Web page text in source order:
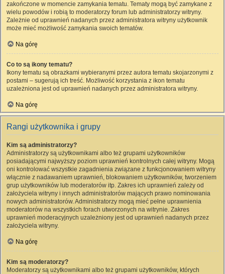
zakończone w momencie zamykania tematu. Tematy mogą być zamykane z
wielu powodów i robią to moderatorzy forum lub administratorzy witryny.
Zależnie od uprawnień nadanych przez administratora witryny użytkownik
może mieć możliwość zamykania swoich tematów.
Na górę
Co to są ikony tematu?
Ikony tematu są obrazkami wybieranymi przez autora tematu skojarzonymi z
postami – sugerują ich treść. Możliwość korzystania z ikon tematu
uzależniona jest od uprawnień nadanych przez administratora witryny.
Na górę
Rangi użytkownika i grupy
Kim są administratorzy?
Administratorzy są użytkownikami albo też grupami użytkowników
posiadającymi najwyższy poziom uprawnień kontrolnych całej witryny. Mogą
oni kontrolować wszystkie zagadnienia związane z funkcjonowaniem witryny
włącznie z nadawaniem uprawnień, blokowaniem użytkowników, tworzeniem
grup użytkowników lub moderatorów itp. Zakres ich uprawnień zależy od
założyciela witryny i innych administratorów mających prawo nominowania
nowych administratorów. Administratorzy mogą mieć pełne uprawnienia
moderatorów na wszystkich forach utworzonych na witrynie. Zakres
uprawnień moderacyjnych uzależniony jest od uprawnień nadanych przez
założyciela witryny.
Na górę
Kim są moderatorzy?
Moderatorzy są użytkownikami albo też grupami użytkowników, których